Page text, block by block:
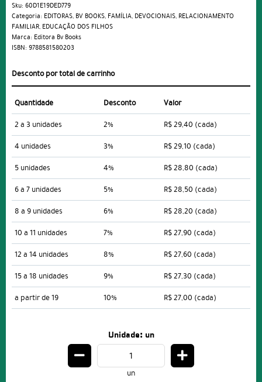
Sku: 60D1E19DED779
Categoria: EDITORAS, BV BOOKS, FAMÍLIA, DEVOCIONAIS, RELACIONAMENTO
FAMILIAR, EDUCAÇÃO DOS FILHOS
Marca: Editora Bv Books
ISBN: 9788581580203
Desconto por total de carrinho
Quantidade Desconto
Valor
2 a 3 unidades
2% R$ 29,40 (cada)
4 unidades
3% R$ 29,10 (cada)
5 unidades
4% R$ 28,80 (cada)
6 a 7 unidades
5% R$ 28,50 (cada)
8 a 9 unidades
6% R$ 28,20 (cada)
10 a 11 unidades
7% R$ 27,90 (cada)
12 a 14 unidades
8% R$ 27,60 (cada)
15 a 18 unidades
9% R$ 27,30 (cada)
a partir de 19
10% R$ 27,00 (cada)
Unidade: un
un